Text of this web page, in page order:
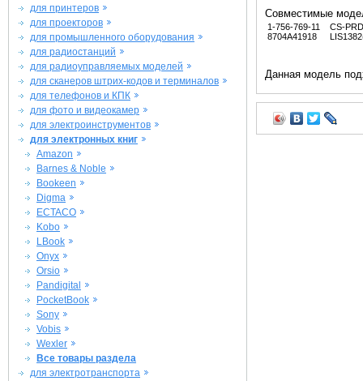
для принтеров
для проекторов
для промышленного оборудования
для радиостанций
для радиоуправляемых моделей
для сканеров штрих-кодов и терминалов
для телефонов и КПК
для фото и видеокамер
для электроинструментов
для электронных книг
Amazon
Barnes & Noble
Bookeen
Digma
ECTACO
Kobo
LBook
Onyx
Orsio
Pandigital
PocketBook
Sony
Vobis
Wexler
Все товары раздела
для электротранспорта
Совместимые
1-756-769-11
8704A41918
CS-
Данная модель